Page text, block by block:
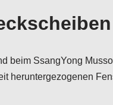
beim SsangYong
heruntergezogenen